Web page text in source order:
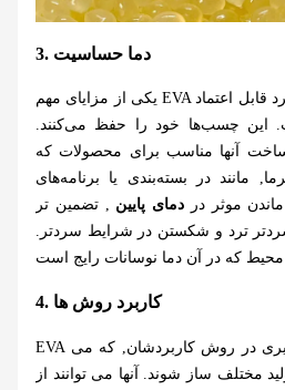
3. دما حساسیت
یکی از مزایای مهم EVA کلاه ذوب شود قابلیت عملکرد قابل اعتماد
این چسب‌ها خود را حفظ می‌کنند.
آنها مناسب برای محصولات که
در بسته‌بندی یا برنامه‌های
موثر در دمای پایین , تضمین تر
ترد و شکستن در شرایط سردتر.
4. کاربرد روش ها
EVA چسب ذوب داغ انعطاف پذیری در روش کاربردشان, که می
مختلف ساز شوند. آنها می توانند از